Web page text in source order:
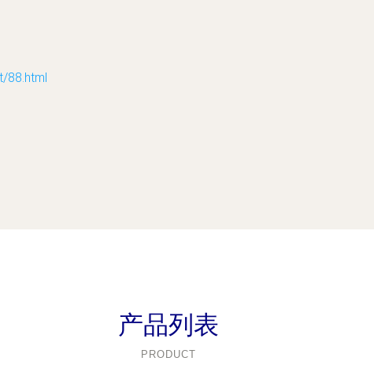
88.html
产品列表
PRODUCT